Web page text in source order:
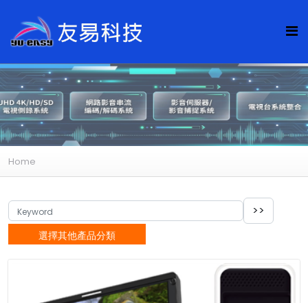
Home
選擇其他產品分類